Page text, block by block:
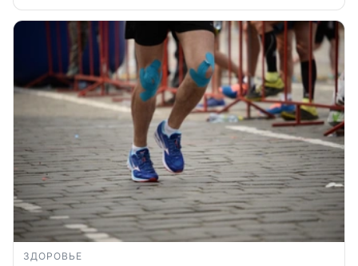
ЗДОРОВЬЕ